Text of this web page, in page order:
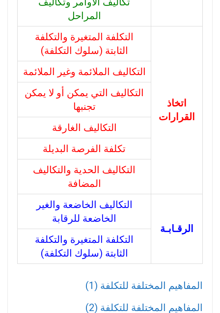
المراحل
اتخاذ
القرارات
التكلفة المتغيرة والتكلفة
الثابتة (سلوك التكلفة)
التكاليف الملائمة وغير الملائمة
التكاليف التي يمكن أو لا يمكن
تجنبها
التكاليف الغارقة
تكلفة الفرصة البديلة
التكاليف الحدية والتكاليف
المضافة
الرقـابـة
التكاليف الخاضعة والغير
الخاضعة للرقابة
التكلفة المتغيرة والتكلفة
الثابتة (سلوك التكلفة)
المفاهيم المختلفة للتكلفة (1)
المفاهيم المختلفة للتكلفة (2)